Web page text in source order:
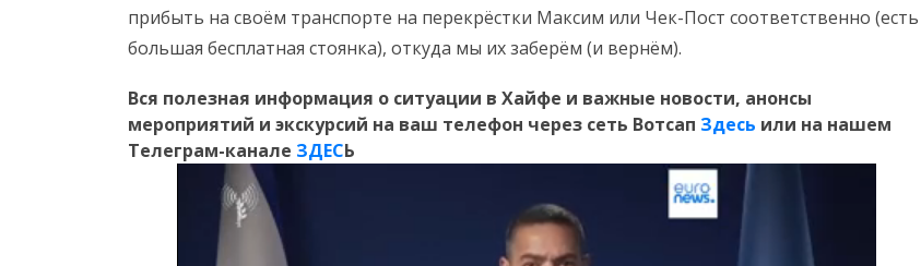
прибыть на своём транспорте на перекрёстки Максим или Чек-Пост соответственно (есть
большая бесплатная стоянка), откуда мы их заберём (и вернём).
Вся полезная информация о ситуации в Хайфе и важные новости, анонсы
мероприятий и экскурсий на ваш телефон через сеть Вотсап Здесь или на нашем
Телеграм-канале ЗДЕСЬ